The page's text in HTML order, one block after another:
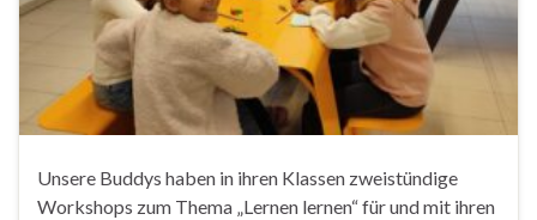
Unsere Buddys haben in ihren Klassen zweistündige
Workshops zum Thema „Lernen lernen“ für und mit ihren